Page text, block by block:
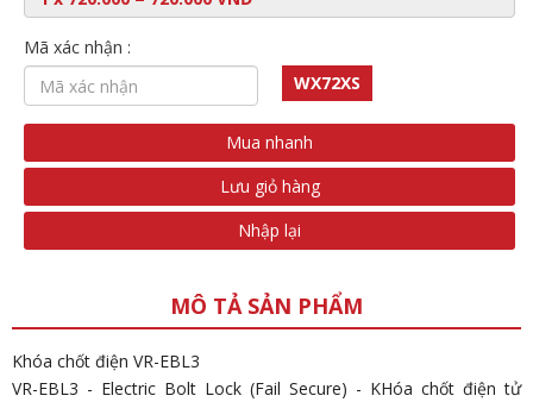
Mã xác nhận :
WX72XS
Mua nhanh
Lưu giỏ hàng
Nhập lại
MÔ TẢ SẢN PHẨM
Khóa chốt điện VR-EBL3
VR-EBL3 - Electric Bolt Lock (Fail Secure) - KHóa chốt điện tử